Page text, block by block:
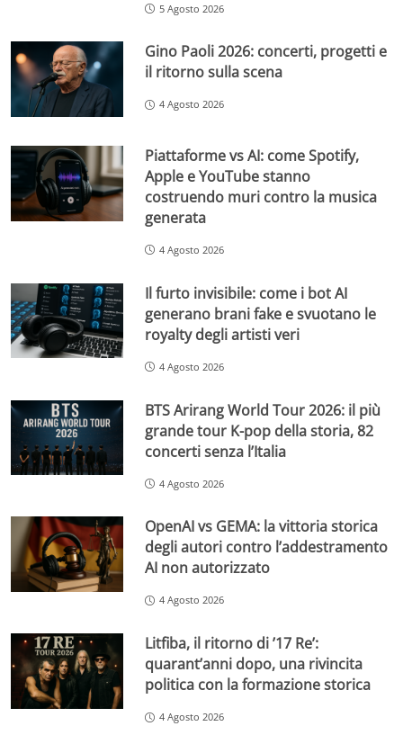
5 Agosto 2026
Gino Paoli 2026: concerti, progetti e
il ritorno sulla scena
4 Agosto 2026
Piattaforme vs AI: come Spotify,
Apple e YouTube stanno
costruendo muri contro la musica
generata
4 Agosto 2026
Il furto invisibile: come i bot AI
generano brani fake e svuotano le
royalty degli artisti veri
4 Agosto 2026
BTS Arirang World Tour 2026: il più
grande tour K-pop della storia, 82
concerti senza l’Italia
4 Agosto 2026
OpenAI vs GEMA: la vittoria storica
degli autori contro l’addestramento
AI non autorizzato
4 Agosto 2026
Litfiba, il ritorno di ’17 Re’:
quarant’anni dopo, una rivincita
politica con la formazione storica
4 Agosto 2026